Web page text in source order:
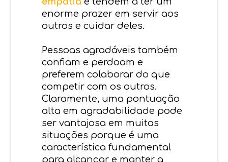
enorme prazer em servir aos
outros e cuidar deles.
Pessoas agradáveis ​​também
confiam e perdoam e
preferem colaborar do que
competir com os outros.
Claramente, uma pontuação
alta em agradabilidade pode
ser vantajosa em muitas
situações porque é uma
característica fundamental
para alcançar e manter a